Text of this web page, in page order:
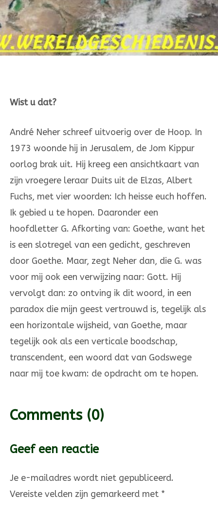
Wist u dat?
André Neher schreef uitvoerig over de Hoop. In
1973 woonde hij in Jerusalem, de Jom Kippur
oorlog brak uit. Hij kreeg een ansichtkaart van
zijn vroegere leraar Duits uit de Elzas, Albert
Fuchs, met vier woorden: Ich heisse euch hoffen.
Ik gebied u te hopen. Daaronder een
hoofdletter G. Afkorting van: Goethe, want het
is een slotregel van een gedicht, geschreven
door Goethe. Maar, zegt Neher dan, die G. was
voor mij ook een verwijzing naar: Gott. Hij
vervolgt dan: zo ontving ik dit woord, in een
paradox die mijn geest vertrouwd is, tegelijk als
een horizontale wijsheid, van Goethe, maar
tegelijk ook als een verticale boodschap,
transcendent, een woord dat van Godswege
naar mij toe kwam: de opdracht om te hopen.
Comments (0)
Geef een reactie
Je e-mailadres wordt niet gepubliceerd.
Vereiste velden zijn gemarkeerd met *